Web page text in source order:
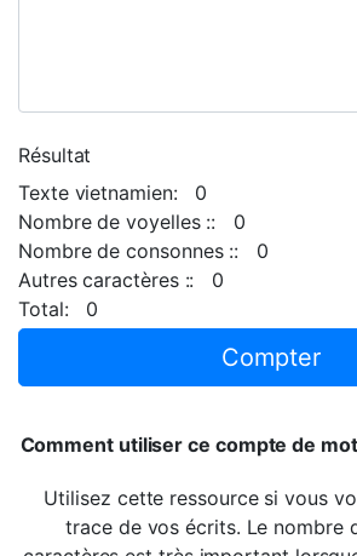
Résultat
Texte vietnamien: 0
Nombre de voyelles :: 0
Nombre de consonnes :: 0
Autres caractères :: 0
Total: 0
Compter
Comment utiliser ce compte de
Utilisez cette ressource si vous
trace de vos écrits. Le nombre